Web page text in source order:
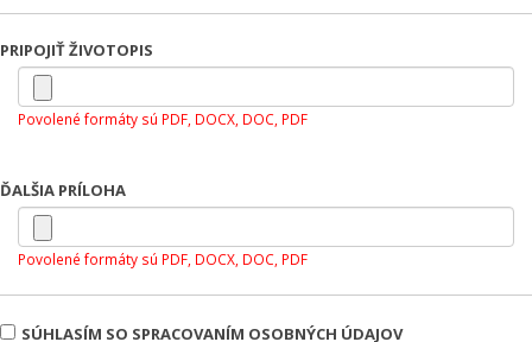
PRIPOJIŤ ŽIVOTOPIS
Povolené formáty sú PDF, DOCX, DOC, PDF
ĎALŠIA PRÍLOHA
Povolené formáty sú PDF, DOCX, DOC, PDF
SÚHLASÍM SO SPRACOVANÍM OSOBNÝCH ÚDAJOV